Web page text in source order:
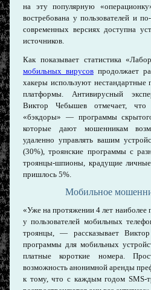
на эту популярную
востребована у пользователей и
современных версиях доступна
источников.
Как показывает статистика
мобильных вирусовпродолжает
хакеры используют
платформы. Антивирусный
Виктор Чебышев отмечает,
«бэкдоры» — программы
которые дают мошенникам
удаленно управлять вашим
(30%), троянские программы с
троянцы-шпионы, крадущие
пришлось 5%.
Мобильное
«Уже на протяжении 4 лет наиболее
у пользователей мобильных
троянцы, — рассказывает
программы для мобильных
платные короткие номера.
возможность анонимной аренды
к тому, что с каждым годом SMS-